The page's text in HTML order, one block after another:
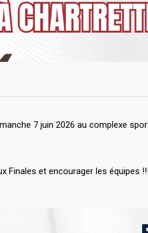
7 juin 2026 au complexe
Finales et encourager les équipes